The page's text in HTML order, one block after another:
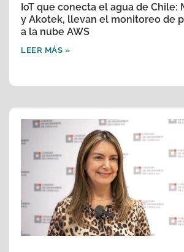
IoT que conecta el agua de Chile:
y Akotek, llevan el monitoreo de
a la nube AWS
LEER MÁS »